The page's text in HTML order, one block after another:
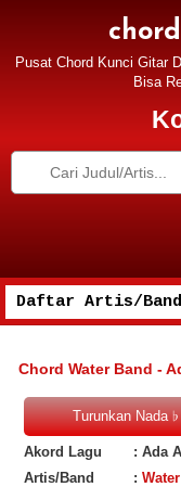
Pusat Chord Kunci Gitar
Bisa
Chord Water Band -
Akord Lagu
: Ada
Artis/Band
: